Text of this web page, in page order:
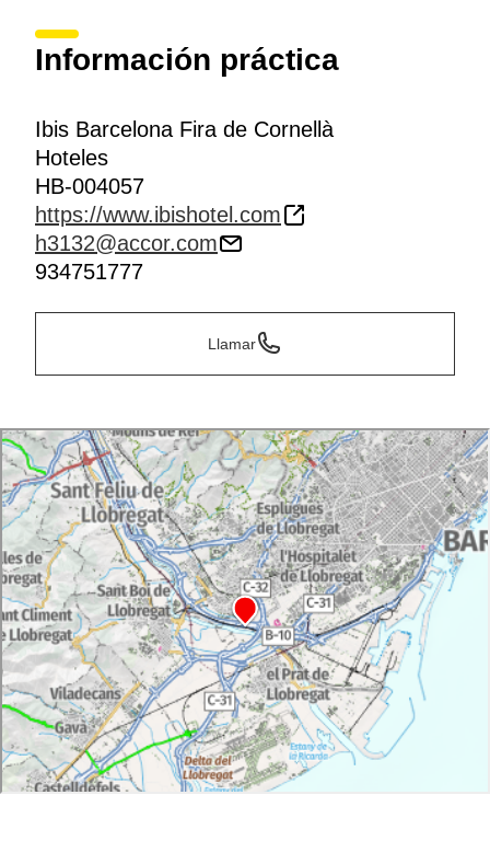
Información práctica
Ibis Barcelona Fira de Cornellà
Hoteles
HB-004057
https://www.ibishotel.com
h3132@accor.com
934751777
Llamar